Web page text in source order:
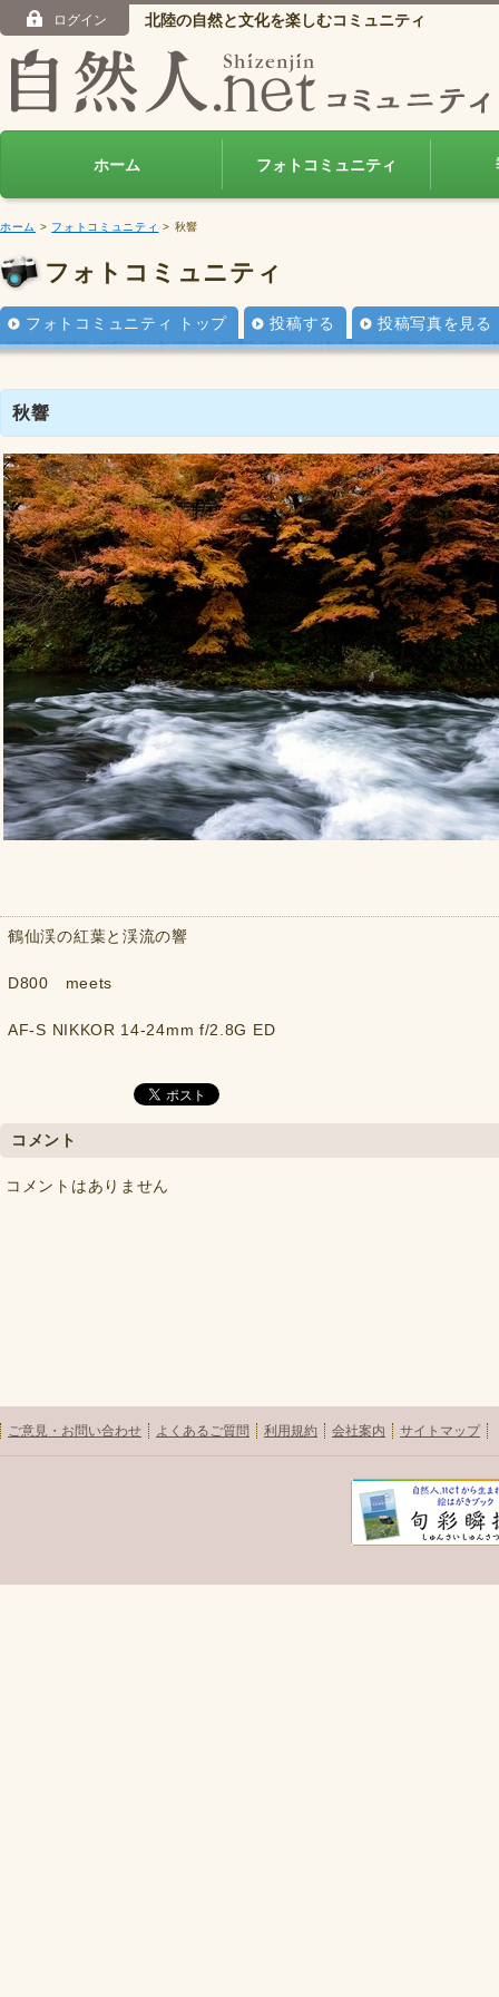
ログイン 北陸の自然と文化を楽しむコミュニティ
ホーム フォトコミュニティ
ホーム > フォトコミュニティ > 秋響
フォトコミュニティ
フォトコミュニティ トップ 投稿する 投稿写真を見る
秋響
鶴仙渓の紅葉と渓流の響
D800 meets
AF-S NIKKOR 14-24mm f/2.8G ED
コメント
コメントはありません
ご意見・お問い合わせ よくあるご質問 利用規約 会社案内 サイトマップ